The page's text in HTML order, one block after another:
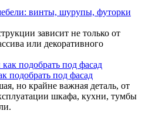
винты, шурупы, футорки
зависит не только от
или декоративного
подобрать под фасад
но крайне важная деталь, от
шкафа, кухни, тумбы